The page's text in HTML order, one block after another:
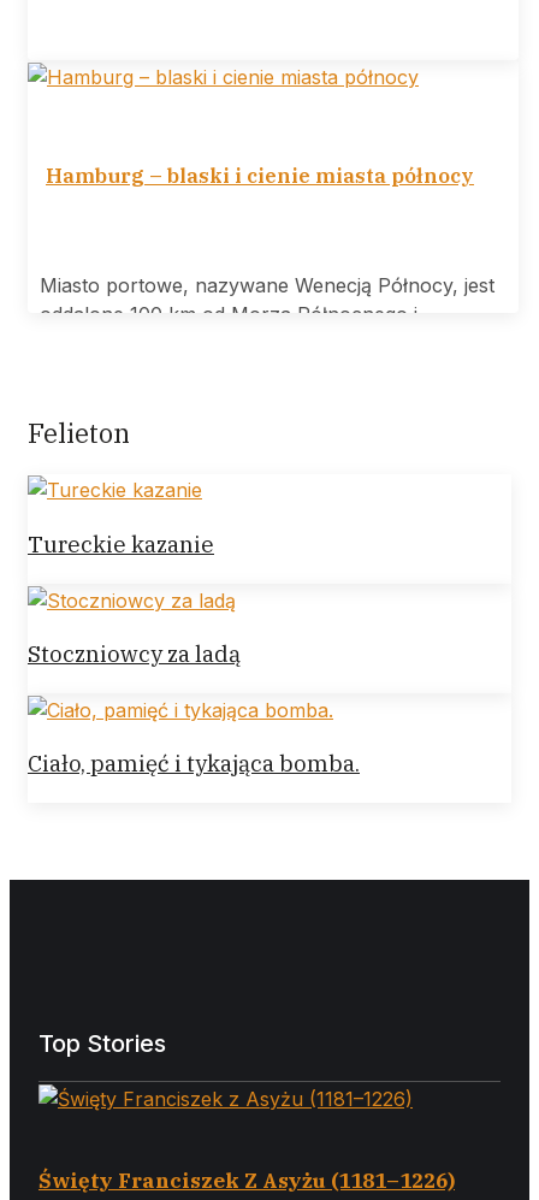
VAL DI FASSA tu zaczyna się prawdziwa
Hamburg – blaski i cienie miasta północy
Miasto portowe, nazywane Wenecją Północy, jest
oddalone 100 km od Morza Północnego i
Felieton
Tureckie kazanie
Stoczniowcy za ladą
Ciało, pamięć i tykająca bomba.
Top Stories
Święty Franciszek Z Asyżu (1181–1226)